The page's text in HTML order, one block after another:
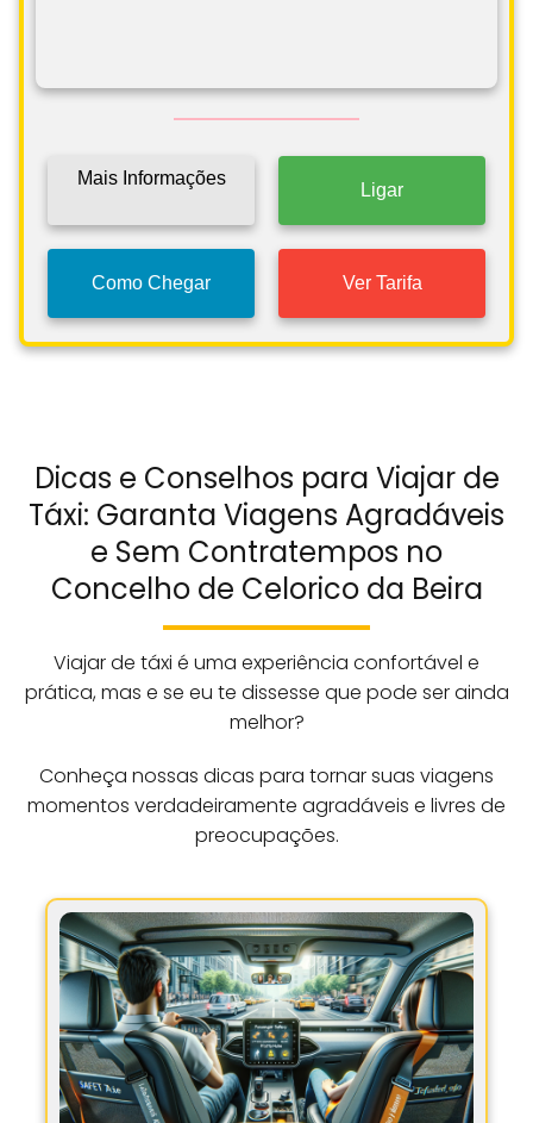
Mais Informações
Ligar
Como Chegar Ver Tarifa
Táxi: Garanta Viagens Agradáveis
e Sem Contratempos no
Concelho de Celorico da Beira
Viajar de táxi é uma experiência confortável e
prática, mas e se eu te dissesse que pode ser ainda
melhor?
Conheça nossas dicas para tornar suas viagens
preocupações.